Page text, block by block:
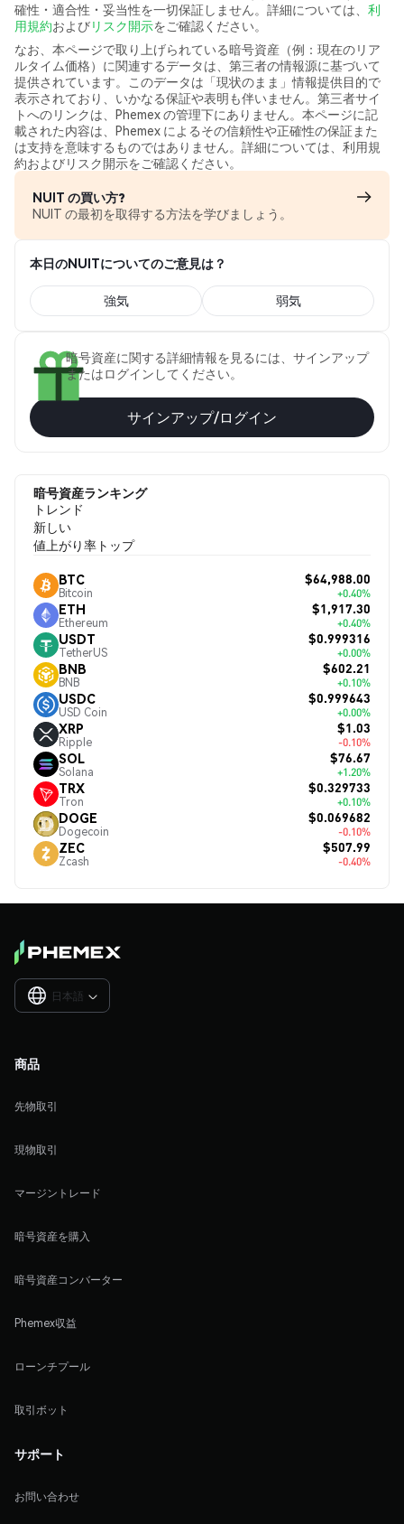
確性・適合性・妥当性を一切保証しません。詳細については、 利
用規約およびリスク開示をご確認ください。
なお、本ページで取り上げられている暗号資産（例：現在のリア
ルタイム価格）に関連するデータは、第三者の情報源に基づいて
提供されています。このデータは「現状のまま」情報提供目的で
表示されており、いかなる保証や表明も伴いません。第三者サイ
トへのリンクは、Phemex の管理下にありません。本ページに記
載された内容は、Phemex によるその信頼性や正確性の保証また
は支持を意味するものではありません。詳細については、利用規
約およびリスク開示をご確認ください。
NUIT の買い方?
NUIT の最初を取得する方法を学びましょう。
本日のNUITについてのご意見は？
強気 弱気
暗号資産に関する詳細情報を見るには、サインアップ
またはログインしてください。
サインアップ/ログイン
暗号資産ランキング
トレンド
新しい
値上がり率トップ
BTC
Bitcoin
$64,988.00
+0.40%
ETH
Ethereum
$1,917.30
+0.40%
USDT
TetherUS
$0.999316
+0.00%
BNB
BNB
$602.21
+0.10%
USDC
USD Coin
$0.999643
+0.00%
XRP
Ripple
$1.03
-0.10%
SOL
Solana
$76.67
+1.20%
TRX
Tron
$0.329733
+0.10%
DOGE
Dogecoin
$0.069682
-0.10%
ZEC
Zcash
$507.99
-0.40%
日本語 
商品
先物取引
現物取引
マージントレード
暗号資産を購入
暗号資産コンバーター
Phemex収益
ローンチプール
取引ボット
サポート
お問い合わせ